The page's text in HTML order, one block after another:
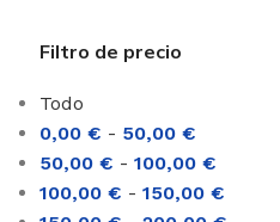
Filtro de precio
Todo
0,00 € - 50,00 €
50,00 € - 100,00 €
100,00 € - 150,00 €